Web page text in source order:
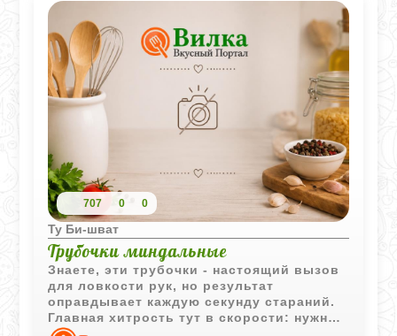
707 0 0
Ту Би-шват
Трубочки миндальные
Знаете, эти трубочки - настоящий вызов
для ловкости рук, но результат
оправдывает каждую секунду стараний.
Главная хитрость тут в скорости: нужно